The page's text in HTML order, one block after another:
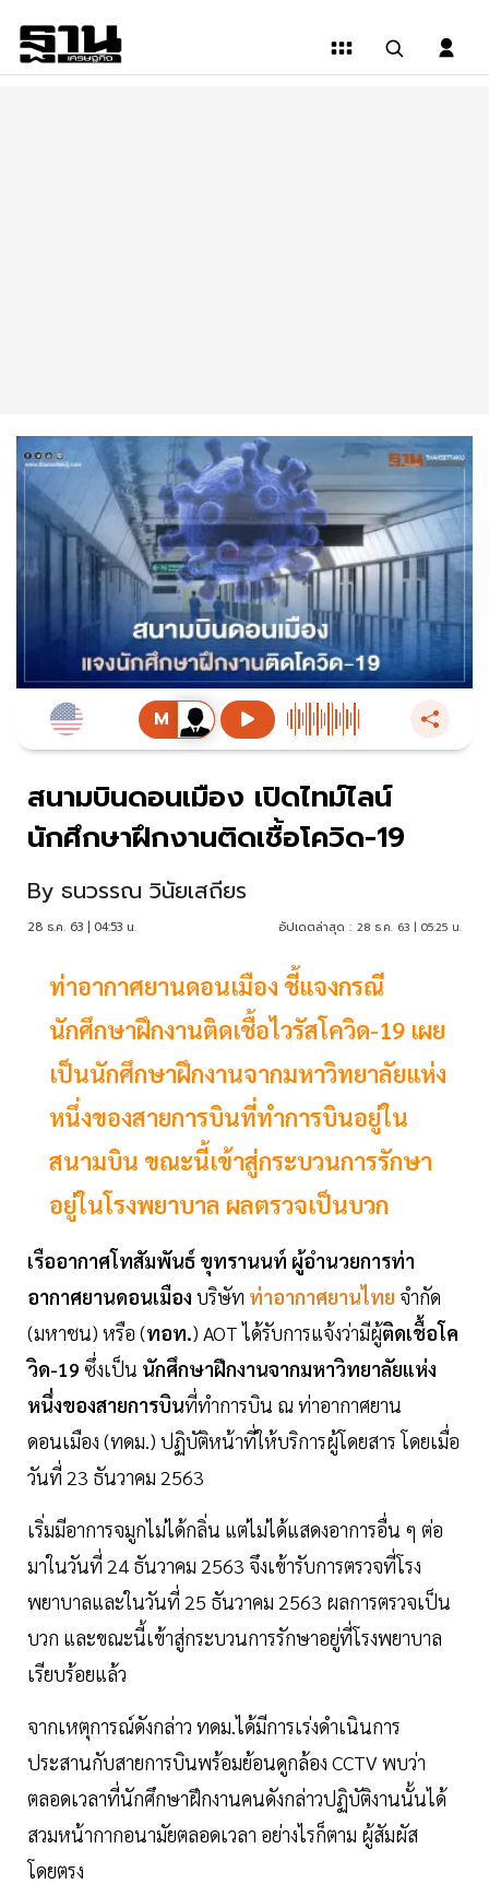
สนามบินดอนเมือง เปิดไทม์ไลน์
นักศึกษาฝึกงานติดเชื้อโควิด-19
By ธนวรรณ วินัยเสถียร
28 ธ.ค. 63 | 04:53 น. อัปเดตล่าสุด : 28 ธ.ค. 63 | 05:25 น.
ท่าอากาศยานดอนเมือง ชี้แจงกรณี
นักศึกษาฝึกงานติดเชื้อไวรัสโควิด-19 เผย
เป็นนักศึกษาฝึกงานจากมหาวิทยาลัยแห่ง
หนึ่งของสายการบินที่ทำการบินอยู่ใน
สนามบิน ขณะนี้เข้าสู่กระบวนการรักษา
อยู่ในโรงพยาบาล ผลตรวจเป็นบวก
เรืออากาศโทสัมพันธ์ ขุทรานนท์ ผู้อำนวยการท่า
อากาศยานดอนเมือง บริษัท ท่าอากาศยานไทย จำกัด
(มหาชน) หรือ (ทอท.) AOT ได้รับการแจ้งว่ามีผู้ติดเชื้อโค
วิด-19 ซึ่งเป็น นักศึกษาฝึกงานจากมหาวิทยาลัยแห่ง
หนึ่งของสายการบินที่ทำการบิน ณ ท่าอากาศยาน
ดอนเมือง (ทดม.) ปฏิบัติหน้าที่ให้บริการผู้โดยสาร โดยเมื่อ
วันที่ 23 ธันวาคม 2563
เริ่มมีอาการจมูกไม่ได้กลิ่น แต่ไม่ได้แสดงอาการอื่น ๆ ต่อ
มาในวันที่ 24 ธันวาคม 2563 จึงเข้ารับการตรวจที่โรง
พยาบาลและในวันที่ 25 ธันวาคม 2563 ผลการตรวจเป็น
บวก และขณะนี้เข้าสู่กระบวนการรักษาอยู่ที่โรงพยาบาล
เรียบร้อยแล้ว
จากเหตุการณ์ดังกล่าว ทดม.ได้มีการเร่งดำเนินการ
ประสานกับสายการบินพร้อมย้อนดูกล้อง CCTV พบว่า
ตลอดเวลาที่นักศึกษาฝึกงานคนดังกล่าวปฏิบัติงานนั้นได้
สวมหน้ากากอนามัยตลอดเวลา อย่างไรก็ตาม ผู้สัมผัส
โดยตรง